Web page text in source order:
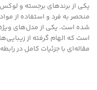
یکی از برندهای برجسته و
منحصر به فرد و استفاده از
شده است. یکی از مدل‌های
است که الهام گرفته از
مقاله‌ای با جزئیات کامل در